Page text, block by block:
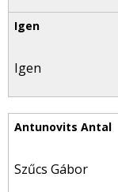
Igen
Szűcs Gábor